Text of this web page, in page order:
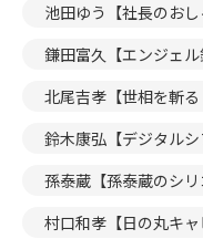
池田ゆう【社長のおし
鎌田富久【エンジェル
北尾吉孝【世相を斬る
鈴木康弘【デジタルシ
孫泰蔵【孫泰蔵のシリ
村口和孝【日の丸キャ